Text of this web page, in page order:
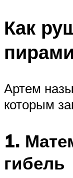
Как
Артем
которым
1.
гибель